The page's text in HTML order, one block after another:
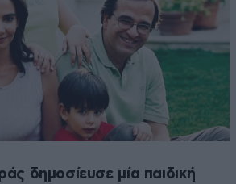
δημοσίευσε μία παιδική